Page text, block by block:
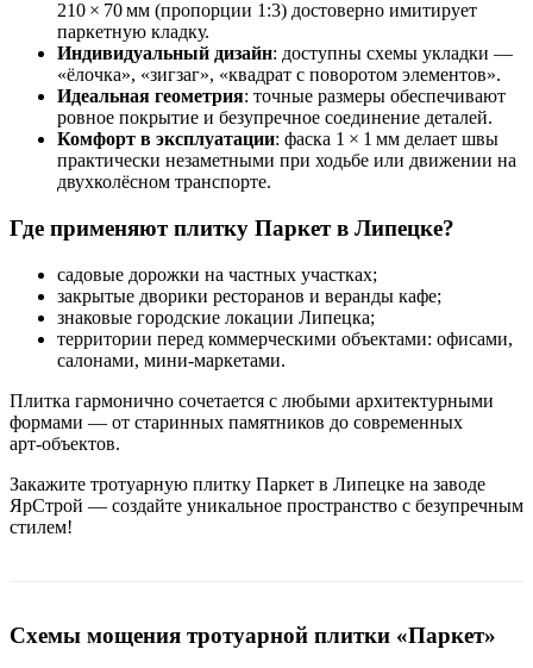
210 × 70 мм (пропорции 1:3) достоверно имитирует
паркетную кладку.
Индивидуальный дизайн: доступны схемы укладки —
«ёлочка», «зигзаг», «квадрат с поворотом элементов».
Идеальная геометрия: точные размеры обеспечивают
ровное покрытие и безупречное соединение деталей.
Комфорт в эксплуатации: фаска 1 × 1 мм делает швы
практически незаметными при ходьбе или движении на
двухколёсном транспорте.
Где применяют плитку Паркет в Липецке?
садовые дорожки на частных участках;
закрытые дворики ресторанов и веранды кафе;
знаковые городские локации Липецка;
территории перед коммерческими объектами: офисами,
салонами, мини‑маркетами.
Плитка гармонично сочетается с любыми архитектурными
формами — от старинных памятников до современных
арт‑объектов.
Закажите тротуарную плитку Паркет в Липецке на заводе
ЯрСтрой — создайте уникальное пространство с безупречным
стилем!
Схемы мощения тротуарной плитки «Паркет»